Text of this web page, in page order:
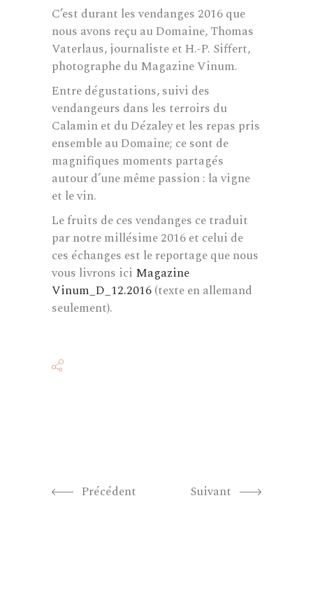
C’est durant les vendanges 2016 que
nous avons reçu au Domaine, Thomas
Vaterlaus, journaliste et H.-P. Siffert,
photographe du Magazine Vinum.
Entre dégustations, suivi des
vendangeurs dans les terroirs du
Calamin et du Dézaley et les repas pris
ensemble au Domaine; ce sont de
magnifiques moments partagés
autour d’une même passion : la vigne
et le vin.
Le fruits de ces vendanges ce traduit
par notre millésime 2016 et celui de
ces échanges est le reportage que nous
vous livrons ici Magazine
Vinum_D_12.2016(texte en allemand
seulement).
Précédent Suivant